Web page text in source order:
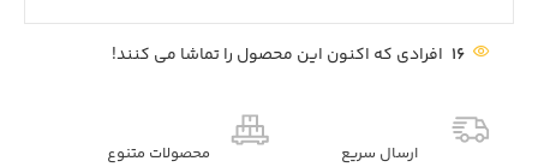
16 افرادی که اکنون این محصول را تماشا می کنند!
ارسال سریع محصولات متنوع